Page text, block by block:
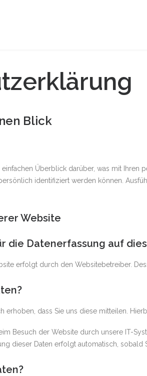
Blick
Überblick darüber, was mit
identifiziert werden können.
Website
die Datenerfassung auf
erfolgt durch den Websitebetreiber.
erhoben, dass Sie uns diese mitteilen.
Besuch der Website durch unsere IT-
dieser Daten erfolgt automatisch, sobald